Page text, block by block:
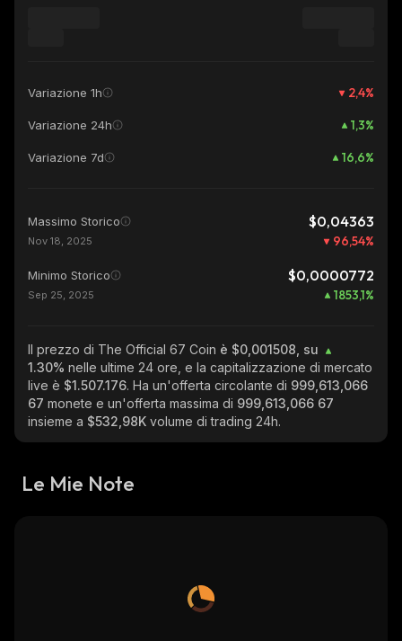
Variazione 1h 2,4%
Variazione 24h 1,3%
Variazione 7d 16,6%
Massimo Storico $0,04363
Nov 18, 2025 96,54%
Minimo Storico $0,0000772
Sep 25, 2025 1853,1%
Il prezzo di The Official 67 Coin è $0,001508, su
1.30% nelle ultime 24 ore, e la capitalizzazione di mercato
live è $1.507.176. Ha un'offerta circolante di 999,613,066
67 monete e un'offerta massima di 999,613,066 67
insieme a $532,98K volume di trading 24h.
Le Mie Note